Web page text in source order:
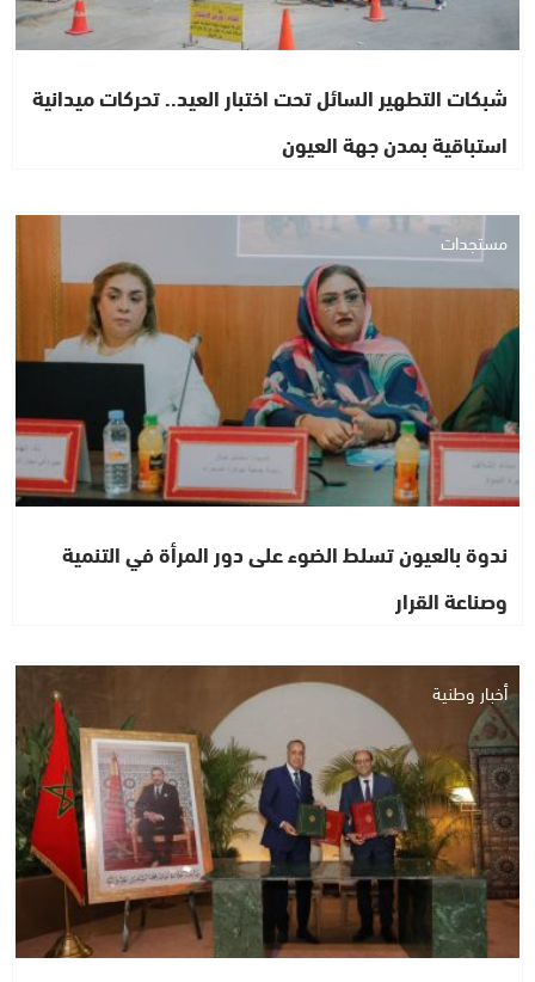
شبكات التطهير السائل تحت اختبار العيد.. تحركات ميدانية
استباقية بمدن جهة العيون
مستجدات
ندوة بالعيون تسلط الضوء على دور المرأة في التنمية
وصناعة القرار
أخبار وطنية